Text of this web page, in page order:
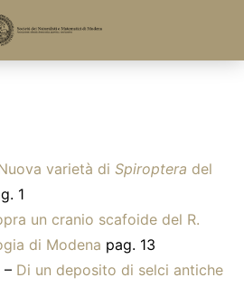
varietà di Spiroptera del
1
un cranio scafoide del R.
di Modena pag. 13
– Di un deposito di selci antiche